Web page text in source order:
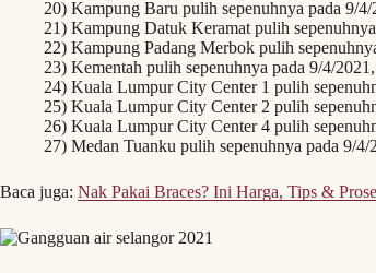
20) Kampung Baru pulih sepenuhnya pada 9/
21) Kampung Datuk Keramat pulih
22) Kampung Padang Merbok pulih
23) Kementah pulih sepenuhnya pada 9/4/
24) Kuala Lumpur City Center 1 pulih
25) Kuala Lumpur City Center 2 pulih
26) Kuala Lumpur City Center 4 pulih
27) Medan Tuanku pulih sepenuhnya pada 9/4/
Baca juga: Nak Pakai Braces? Ini Harga, Tips &